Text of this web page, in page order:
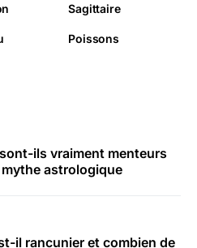
Sagittaire
Poissons
ils vraiment menteurs
astrologique
il rancunier et combien de